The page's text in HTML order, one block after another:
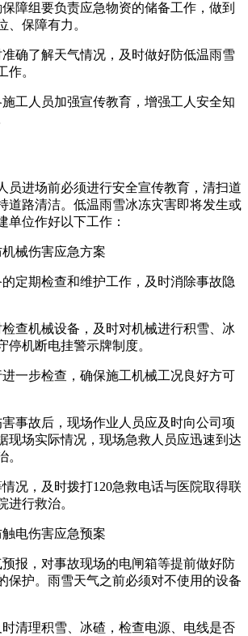
障组要负责应急物资的储备工作，做到
、保障有力。
确了解天气情况，及时做好防低温雨雪
作。
工人员加强宣传教育，增强工人安全知
员进场前必须进行安全宣传教育，清扫道
道路清洁。低温雨雪冰冻灾害即将发生或
单位作好以下工作：
械伤害应急方案
的定期检查和维护工作，及时消除事故隐
检查机械设备，及时对机械进行积雪、冰
停机断电挂警示牌制度。
进一步检查，确保施工机械工况良好方可
害事故后，现场作业人员应及时向公司项
现场实际情况，现场急救人员应迅速到达
。
情况，及时拨打120急救电话与医院取得联
进行救治。
电伤害应急预案
预报，对事故现场的电闸箱等提前做好防
保护。雨雪天气之前必须对不使用的设备
时清理积雪、冰碴，检查电源、电线是否